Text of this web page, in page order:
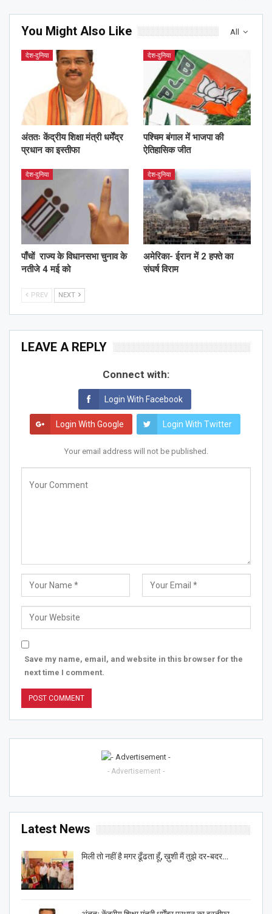
All
You Might Also Like
देश-दुनिया
अंततः केंद्रीय शिक्षा मंत्री धर्मेंद्र
प्रधान का इस्तीफा
देश-दुनिया
पश्चिम बंगाल में भाजपा की
ऐतिहासिक जीत
देश-दुनिया
पाँचों राज्य के विधानसभा चुनाव के
नतीजे 4 मई को
देश-दुनिया
अमेरिका- ईरान में 2 हफ्ते का
संघर्ष विराम
PREV NEXT
LEAVE A REPLY
Connect with:
Login With Facebook
Login With Google Login With Twitter
Your email address will not be published.
Save my name, email, and website in this browser for the
next time I comment.
- Advertisement -
Latest News
मिली तो नहीं है मगर ढूँढता हूँ, ख़ुशी मैं तुझे दर-बदर…